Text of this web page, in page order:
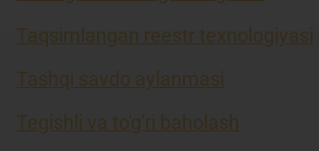
Taqsimlangan reestr texnologiyasi
Tashqi savdo aylanmasi
Tegishli va to'g'ri baholash